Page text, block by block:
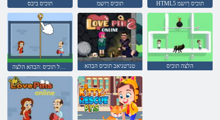
תוכיס ביבס תוכיס ךושמ HTML5 תוכיס ךושמ
טנרטניאב תוכיס הבהא הלצה תוכיס